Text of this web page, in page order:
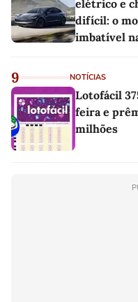
elétrico e
difícil: o
imbatível
9 NOTÍCIAS
Lotofácil
feira e
milhões